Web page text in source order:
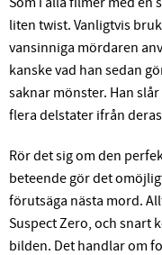
liten twist. Vanligtvis
vansinniga mördaren
kanske vad han sedan
saknar mönster. Han
flera delstater ifrån
Rör det sig om den
beteende gör det
förutsäga nästa mord.
Suspect Zero, och snart
bilden. Det handlar om